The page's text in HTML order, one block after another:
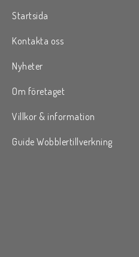
Startsida
Kontakta oss
Nyheter
Om företaget
Villkor & information
Guide Wobblertillverkning